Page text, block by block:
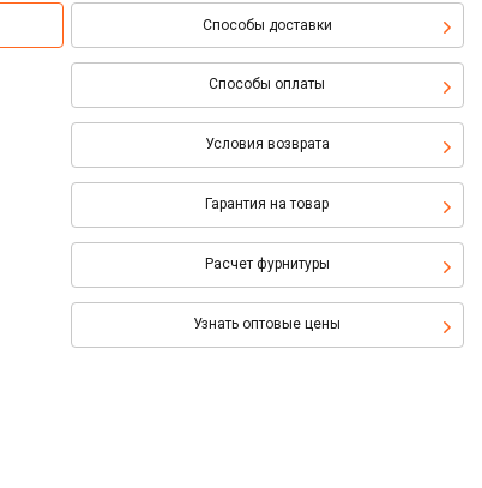
Способы доставки
Способы оплаты
Условия возврата
Гарантия на товар
Расчет фурнитуры
Узнать оптовые цены